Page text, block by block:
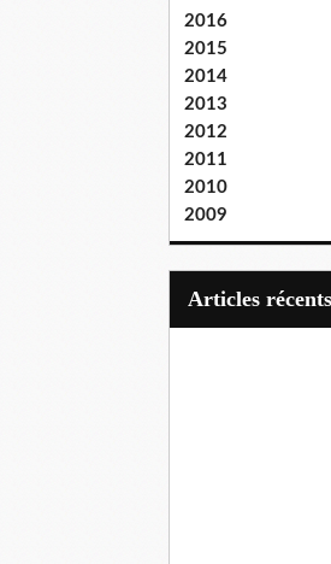
2016
2015
2014
2013
2012
2011
2010
2009
articles récents